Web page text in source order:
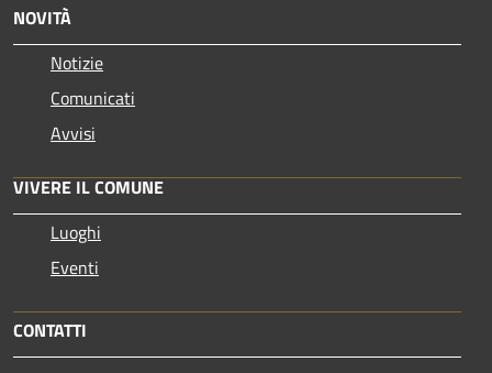
NOVITÀ
Notizie
Comunicati
Avvisi
VIVERE IL COMUNE
Luoghi
Eventi
CONTATTI